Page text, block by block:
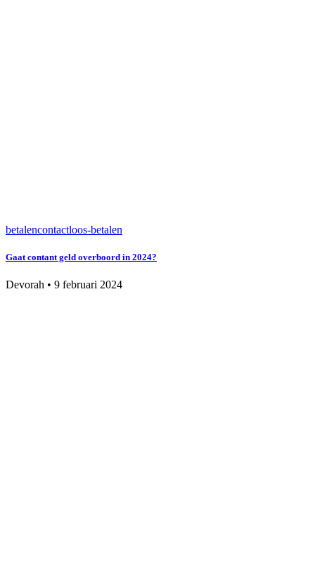
betalencontactloos-betalen
Gaat contant geld overboord in 2024?
Devorah • 9 februari 2024